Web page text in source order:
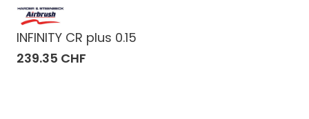
INFINITY CR plus 0.15
239.35 CHF